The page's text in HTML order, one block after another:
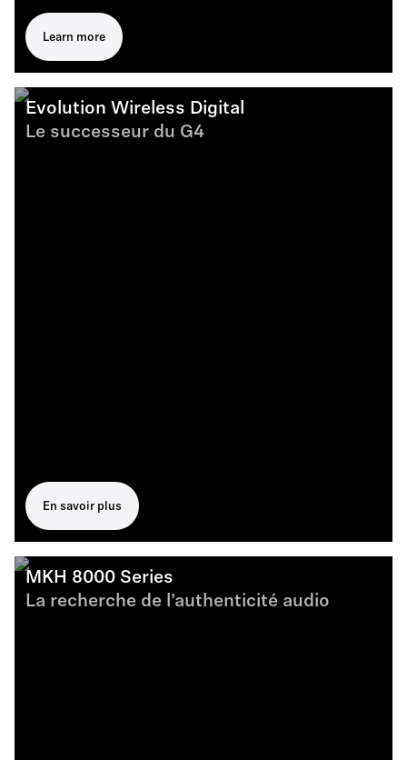
Learn more
Evolution Wireless Digital
Le successeur du G4
En savoir plus
MKH 8000 Series
La recherche de l’authenticité audio